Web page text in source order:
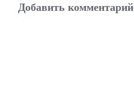
Добавить комментарий